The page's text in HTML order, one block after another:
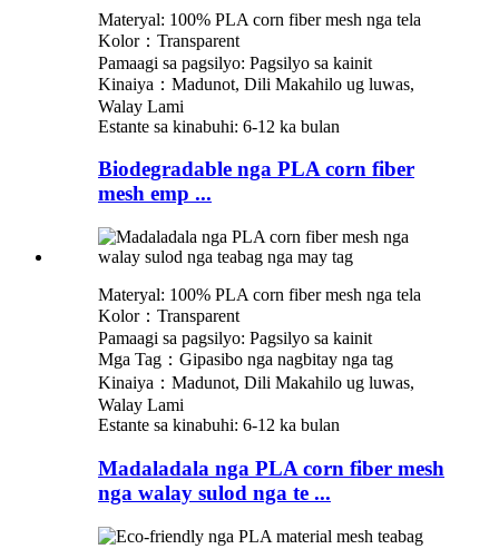
Materyal: 100% PLA corn fiber mesh nga tela
Kolor：Transparent
Pamaagi sa pagsilyo: Pagsilyo sa kainit
Kinaiya：Madunot, Dili Makahilo ug luwas,
Walay Lami
Estante sa kinabuhi: 6-12 ka bulan
Biodegradable nga PLA corn fiber
mesh emp ...
Materyal: 100% PLA corn fiber mesh nga tela
Kolor：Transparent
Pamaagi sa pagsilyo: Pagsilyo sa kainit
Mga Tag：Gipasibo nga nagbitay nga tag
Kinaiya：Madunot, Dili Makahilo ug luwas,
Walay Lami
Estante sa kinabuhi: 6-12 ka bulan
Madaladala nga PLA corn fiber mesh
nga walay sulod nga te ...